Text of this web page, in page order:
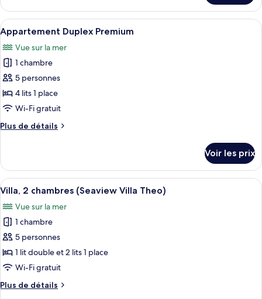
2
chambres
le
type
de
chambre
Appartement
Majestueux,
chambres
Afficher
toutes
les
photos
pour
ce
type
chambre :
Premium
Une chambre d’hôtel avec deux lits,
8
Appartement Duplex Premium
Vue sur la mer
1 chambre
5 personnes
4 lits 1 place
Wi-Fi gratuit
Plus de détails
Plus
le
type
de
Appartement
Duplex
Voir les prix
Afficher
toutes
les
photos
pour
ce
type
chambre :
Une cour avec une piscine, des
4
Villa, 2 chambres (Seaview Villa Theo)
Vue sur la mer
1 chambre
5 personnes
1 lit double et 2 lits 1 place
Wi-Fi gratuit
Plus de détails
Plus